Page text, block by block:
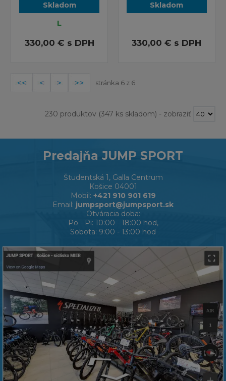
Skladom
L
330,00 € s DPH
Skladom
330,00 € s DPH
stránka 6 z 6
230 produktov(347 ks skladom) - zobraziť
Predajňa JUMP SPORT
Študentská 1, Galla Centrum
Košice 04001
Mobil: +421 910 901 619
Email: jumpsport@jumpsport.sk
Otváracia doba:
Po - Pi: 10:00 - 18:00 hod,
Sobota: 9:00 - 13:00 hod